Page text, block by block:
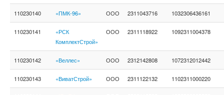
110230140 «ПМК-96» ООО 2311043716 1032306436161
110230141
«РСК
КомплектСтрой»
ООО 2311118922 1092311004378
110230142 «Веллес» ООО 2312142808 1072312012442
110230143 «ВиватСтрой» ООО 2311122132 1102311000220